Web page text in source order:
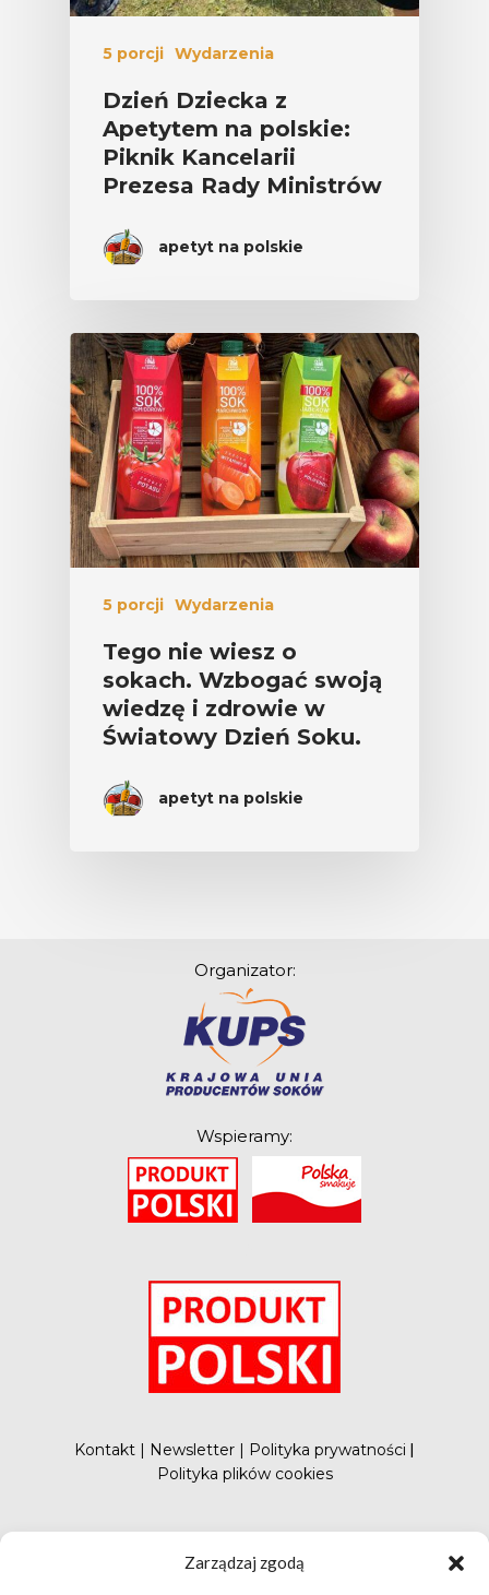
Zarządzaj zgodą
5 porcji Wydarzenia
Dzień Dziecka z
Apetytem na polskie:
Piknik Kancelarii
Prezesa Rady Ministrów
apetyt na polskie
5 porcji Wydarzenia
Tego nie wiesz o
sokach. Wzbogać swoją
wiedzę i zdrowie w
Światowy Dzień Soku.
apetyt na polskie
Organizator:
Wspieramy:
Kontakt | Newsletter | Polityka prywatności |
Polityka plików cookies